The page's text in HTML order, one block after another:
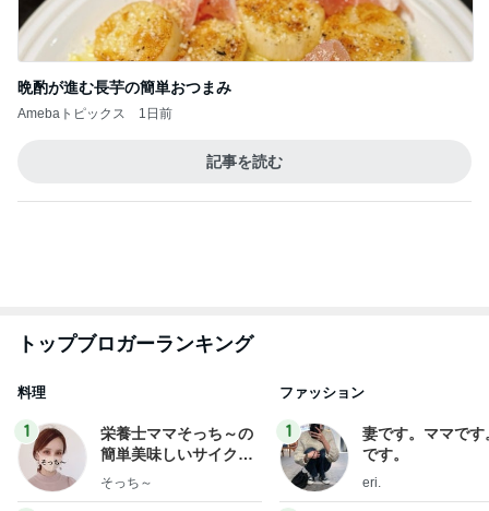
晩酌が進む長芋の簡単おつまみ
Amebaトピックス 1日前
記事を読む
トップブロガーランキング
料理
1
栄養士ママそっち～の
簡単美味しいサイクル
献立
そっち～
ファッション
1
妻です。ママです
です。
eri.